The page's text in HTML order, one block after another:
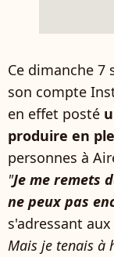
Ce dimanche 7
son compte
en effet posté
produire en
personnes à
"Je me remets
ne peux pas
s'adressant
Mais je tenais à